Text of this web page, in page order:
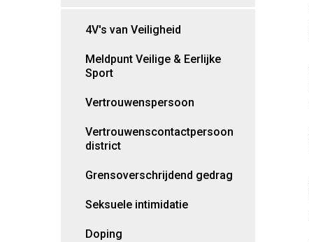
4V's van Veiligheid
Meldpunt Veilige & Eerlijke
Sport
Vertrouwenspersoon
Vertrouwenscontactpersoon
district
Grensoverschrijdend gedrag
Seksuele intimidatie
Doping